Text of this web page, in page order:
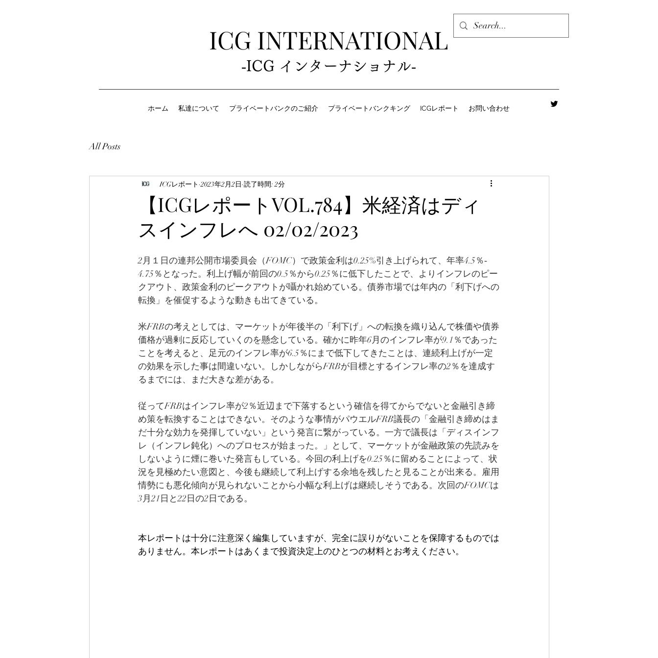
ICG INTERNATIONAL
‐ICG インターナショナル‐
ホーム 私達について プライベートバンクのご紹介 プライベートバンクキング ICGレポート お問い合わせ
All Posts
【ICGレポートVOL.784】米経済はディ
スインフレへ 02/02/2023
ICGレポート 2023年2月2日 読了時間: 2分
2月１日の連邦公開市場委員会（FOMC）で政策金利は0.25%引き上げられて、年率4.5％‐
4.75％となった。利上げ幅が前回の0.5％から0.25％に低下したことで、よりインフレのピー
クアウト、政策金利のピークアウトが囁かれ始めている。債券市場では年内の「利下げへの
転換」を催促するような動きも出てきている。
米FRBの考えとしては、マーケットが年後半の「利下げ」への転換を織り込んで株価や債券
価格が過剰に反応していくのを懸念している。確かに昨年6月のインフレ率が9.1％であった
ことを考えると、足元のインフレ率が6.5％にまで低下してきたことは、連続利上げが一定
の効果を示した事は間違いない。しかしながらFRBが目標とするインフレ率の2％を達成す
るまでには、まだ大きな差がある。
従ってFRBはインフレ率が2％近辺まで下落するという確信を得てからでないと金融引き締
め策を転換することはできない。そのような事情がパウエルFRB議長の「金融引き締めはま
だ十分な効力を発揮していない」という発言に繋がっている。一方で議長は「ディスインフ
レ（インフレ鈍化）へのプロセスが始まった。」として、マーケットが金融政策の先読みを
しないように煙に巻いた発言もしている。今回の利上げを0.25％に留めることによって、状
況を見極めたい意図と、今後も継続して利上げする余地を残したと見ることが出来る。雇用
情勢にも悪化傾向が見られないことから小幅な利上げは継続しそうである。次回のFOMCは
3月21日と22日の2日である。
本レポートは十分に注意深く編集していますが、完全に誤りがないことを保障するものでは
ありません。本レポートはあくまで投資決定上のひとつの材料とお考えください。